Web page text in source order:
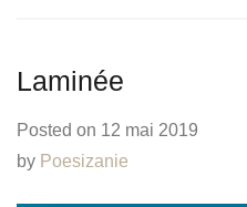
Laminée
Posted on 12 mai 2019
by Poesizanie